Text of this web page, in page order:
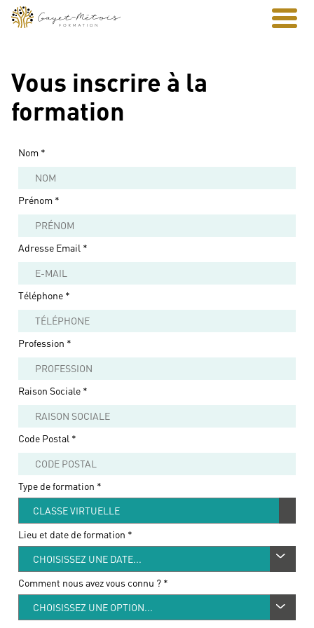
Vous inscrire à la
formation
Nom *
Prénom *
Adresse Email *
Téléphone *
Profession *
Raison Sociale *
Code Postal *
Type de formation *
Lieu et date de formation *
Comment nous avez vous connu ? *